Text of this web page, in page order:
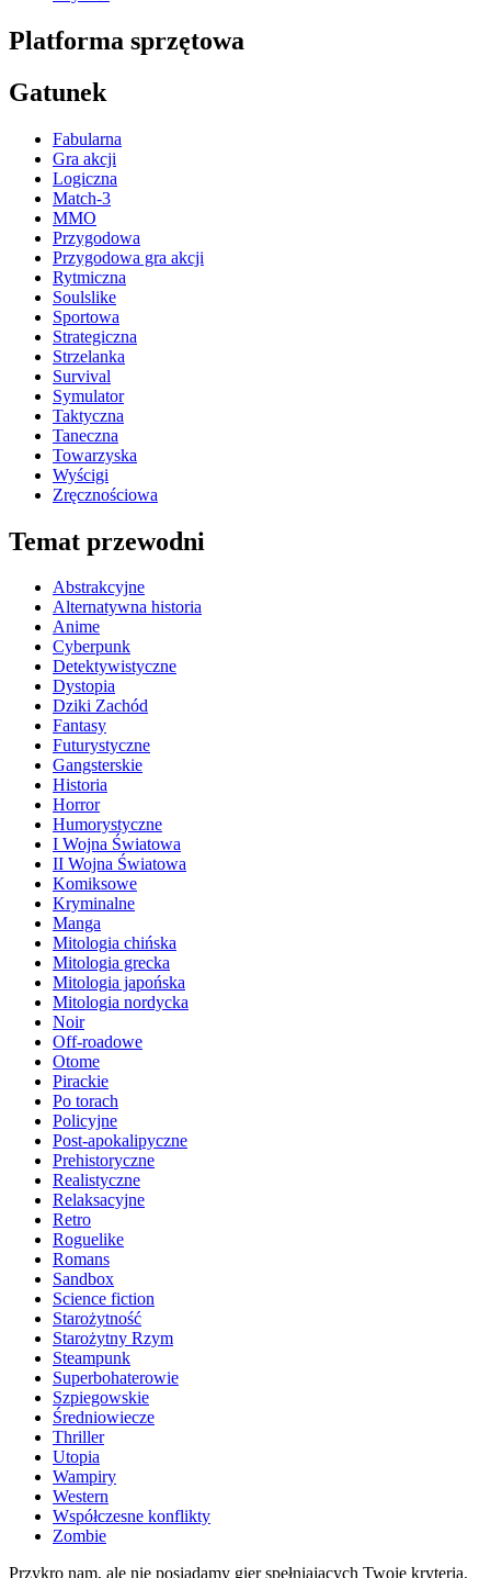
Platforma sprzętowa
Gatunek
Fabularna
Gra akcji
Logiczna
Match-3
MMO
Przygodowa
Przygodowa gra akcji
Rytmiczna
Soulslike
Sportowa
Strategiczna
Strzelanka
Survival
Symulator
Taktyczna
Taneczna
Towarzyska
Wyścigi
Zręcznościowa
Temat przewodni
Abstrakcyjne
Alternatywna historia
Anime
Cyberpunk
Detektywistyczne
Dystopia
Dziki Zachód
Fantasy
Futurystyczne
Gangsterskie
Historia
Horror
Humorystyczne
I Wojna Światowa
II Wojna Światowa
Komiksowe
Kryminalne
Manga
Mitologia chińska
Mitologia grecka
Mitologia japońska
Mitologia nordycka
Noir
Off-roadowe
Otome
Pirackie
Po torach
Policyjne
Post-apokalipyczne
Prehistoryczne
Realistyczne
Relaksacyjne
Retro
Roguelike
Romans
Sandbox
Science fiction
Starożytność
Starożytny Rzym
Steampunk
Superbohaterowie
Szpiegowskie
Średniowiecze
Thriller
Utopia
Wampiry
Western
Współczesne konflikty
Zombie
Przykro nam, ale nie posiadamy gier spełniających Twoje kryteria.